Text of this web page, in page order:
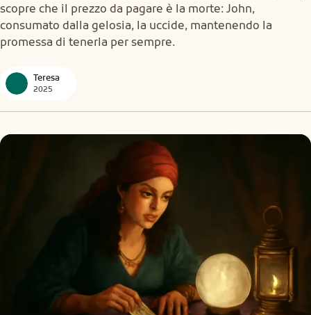
scopre che il prezzo da pagare è la morte: John,
consumato dalla gelosia, la uccide, mantenendo la
promessa di tenerla per sempre.
Teresa
2025